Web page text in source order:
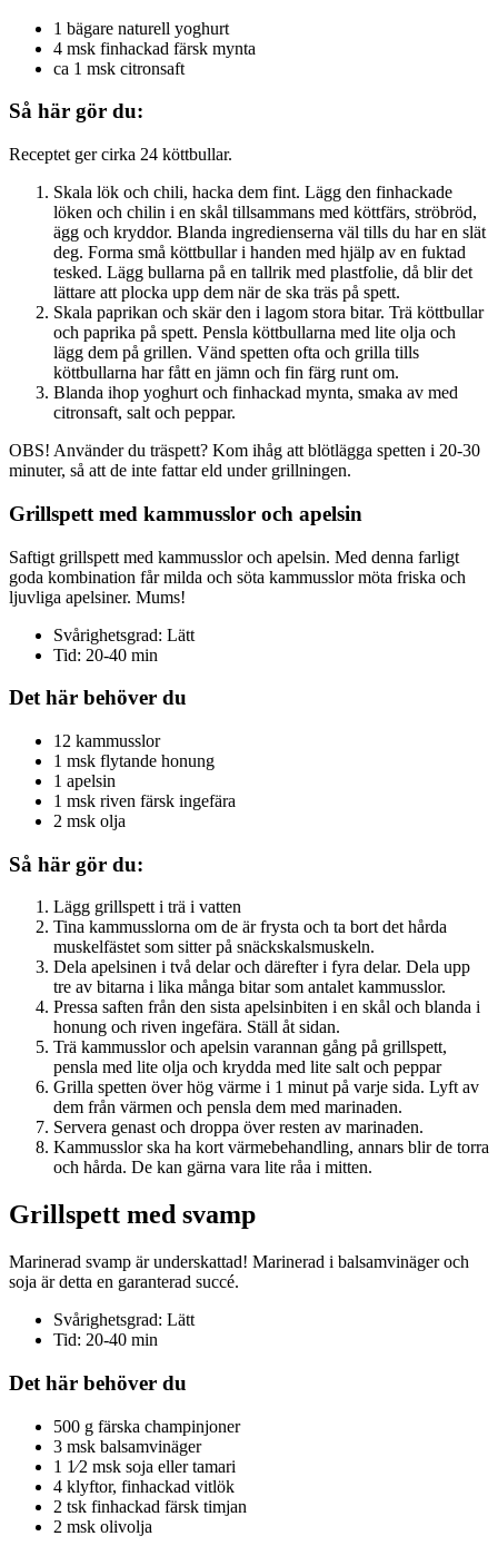
1 bägare naturell yoghurt
4 msk finhackad färsk mynta
ca 1 msk citronsaft
Så här gör du:
Receptet ger cirka 24 köttbullar.
Skala lök och chili, hacka dem fint. Lägg den finhackade
löken och chilin i en skål tillsammans med köttfärs, ströbröd,
ägg och kryddor. Blanda ingredienserna väl tills du har en slät
deg. Forma små köttbullar i handen med hjälp av en fuktad
tesked. Lägg bullarna på en tallrik med plastfolie, då blir det
lättare att plocka upp dem när de ska träs på spett.
Skala paprikan och skär den i lagom stora bitar. Trä köttbullar
och paprika på spett. Pensla köttbullarna med lite olja och
lägg dem på grillen. Vänd spetten ofta och grilla tills
köttbullarna har fått en jämn och fin färg runt om.
Blanda ihop yoghurt och finhackad mynta, smaka av med
citronsaft, salt och peppar.
OBS! Använder du träspett? Kom ihåg att blötlägga spetten i 20-30
minuter, så att de inte fattar eld under grillningen.
Grillspett med kammusslor och apelsin
Saftigt grillspett med kammusslor och apelsin. Med denna farligt
goda kombination får milda och söta kammusslor möta friska och
ljuvliga apelsiner. Mums!
Svårighetsgrad: Lätt
Tid: 20-40 min
Det här behöver du
12 kammusslor
1 msk flytande honung
1 apelsin
1 msk riven färsk ingefära
2 msk olja
Så här gör du:
Lägg grillspett i trä i vatten
Tina kammusslorna om de är frysta och ta bort det hårda
muskelfästet som sitter på snäckskalsmuskeln.
Dela apelsinen i två delar och därefter i fyra delar. Dela upp
tre av bitarna i lika många bitar som antalet kammusslor.
Pressa saften från den sista apelsinbiten i en skål och blanda i
honung och riven ingefära. Ställ åt sidan.
Trä kammusslor och apelsin varannan gång på grillspett,
pensla med lite olja och krydda med lite salt och peppar
Grilla spetten över hög värme i 1 minut på varje sida. Lyft av
dem från värmen och pensla dem med marinaden.
Servera genast och droppa över resten av marinaden.
Kammusslor ska ha kort värmebehandling, annars blir de torra
och hårda. De kan gärna vara lite råa i mitten.
Grillspett med svamp
Marinerad svamp är underskattad! Marinerad i balsamvinäger och
soja är detta en garanterad succé.
Svårighetsgrad: Lätt
Tid: 20-40 min
Det här behöver du
500 g färska champinjoner
3 msk balsamvinäger
1 1⁄2 msk soja eller tamari
4 klyftor, finhackad vitlök
2 tsk finhackad färsk timjan
2 msk olivolja